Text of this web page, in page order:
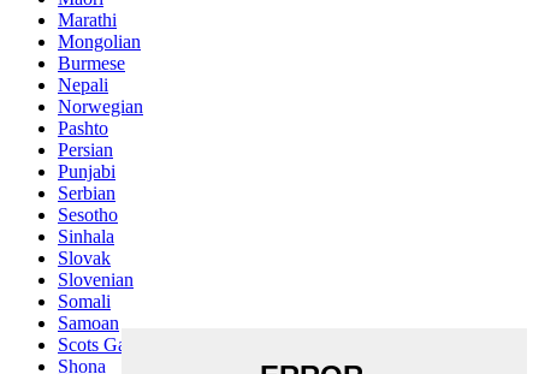
Marathi
Mongolian
Burmese
Nepali
Norwegian
Pashto
Persian
Punjabi
Serbian
Sesotho
Sinhala
Slovak
Slovenian
Somali
Samoan
Scots Gaelic
Shona